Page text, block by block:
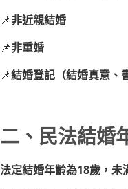
📌非近親結婚
📌非重婚
📌結婚登記（結婚真意、
二、民法結婚
法定結婚年齡為18歲，未